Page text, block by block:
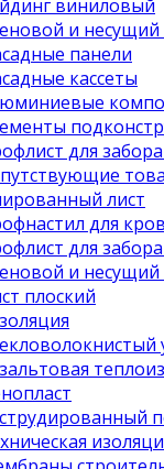
виниловый
и несущий
панели
кассеты
для
лист
для
для
и несущий
плоский